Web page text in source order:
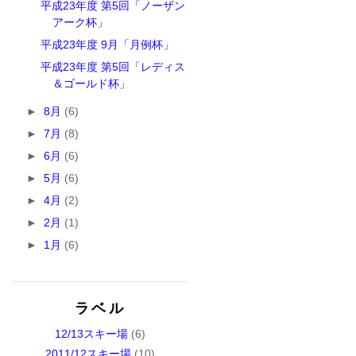
平成23年度 第5回「ノーザン
アーク杯」
平成23年度 9月「月例杯」
平成23年度 第5回「レディス
＆ゴールド杯」
► 8月 (6)
► 7月 (8)
► 6月 (6)
► 5月 (6)
► 4月 (2)
► 2月 (1)
► 1月 (6)
ラベル
12/13スキー場 (6)